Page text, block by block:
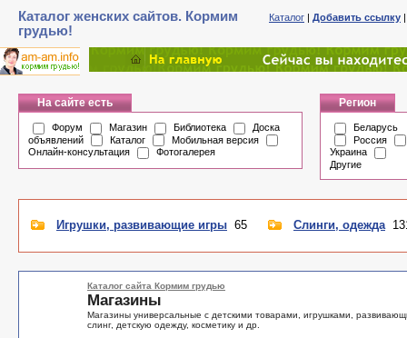
Каталог женских сайтов. Кормим
грудью!
Каталог | Добавить ссылку
На сайте есть
Форум Магазин Библиотека
Доска
объявлений
Каталог
Мобильная версия
Онлайн-консультация
Фотогалерея
Регион
Беларусь
Россия
Украина
Другие
Игрушки, развивающие игры 65 Слинги, одежда
Каталог сайта Кормим грудью
Магазины
Магазины универсальные с детскими товарами, игрушками,
слинг, детскую одежду, косметику и др.